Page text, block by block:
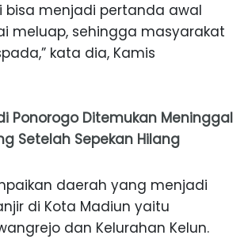
bisa menjadi pertanda awal
meluap, sehingga masyarakat
kata dia, Kamis
Ponorogo Ditemukan Meninggal
Setelah Sepekan Hilang
daerah yang menjadi
di Kota Madiun yaitu
dan Kelurahan Kelun.